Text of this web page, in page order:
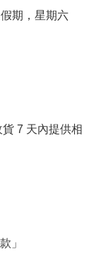
期，星期六
7 天內提供相
」